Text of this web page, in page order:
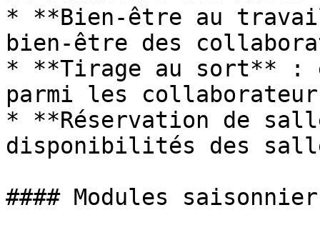
* **Bien-être au
bien-être des
* **Tirage au sort** :
parmi les
* **Réservation de
disponibilités des
#### Modules